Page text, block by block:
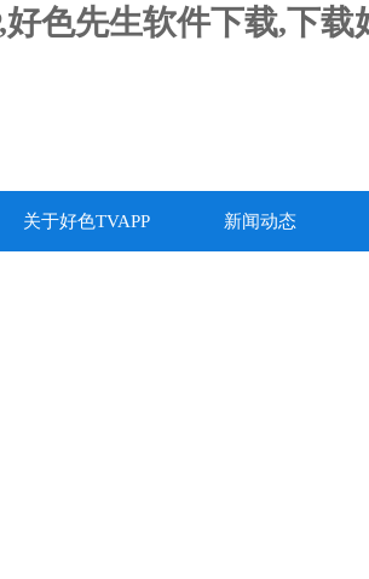
好色先生软件下载,下
关于好色TVAPP 新闻动态